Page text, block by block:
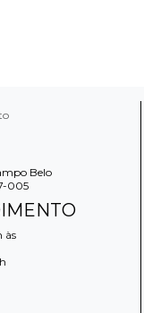
Belo
005
às